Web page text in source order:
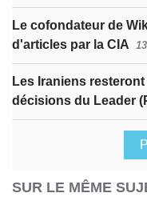
Le cofondateur de
d'articles par la CIA
Les Iraniens
décisions du Leader
SUR LE MÊME